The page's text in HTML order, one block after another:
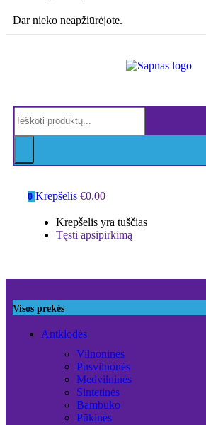
Dar nieko neapžiūrėjote.
0 Krepšelis €0.00
Krepšelis yra tuščias
Tęsti apsipirkimą
Visos prekės
Antklodės
Vilnoninės
Pusvilnonės
Medvilninės
Sintetinės
Bambuko
Pūkinės